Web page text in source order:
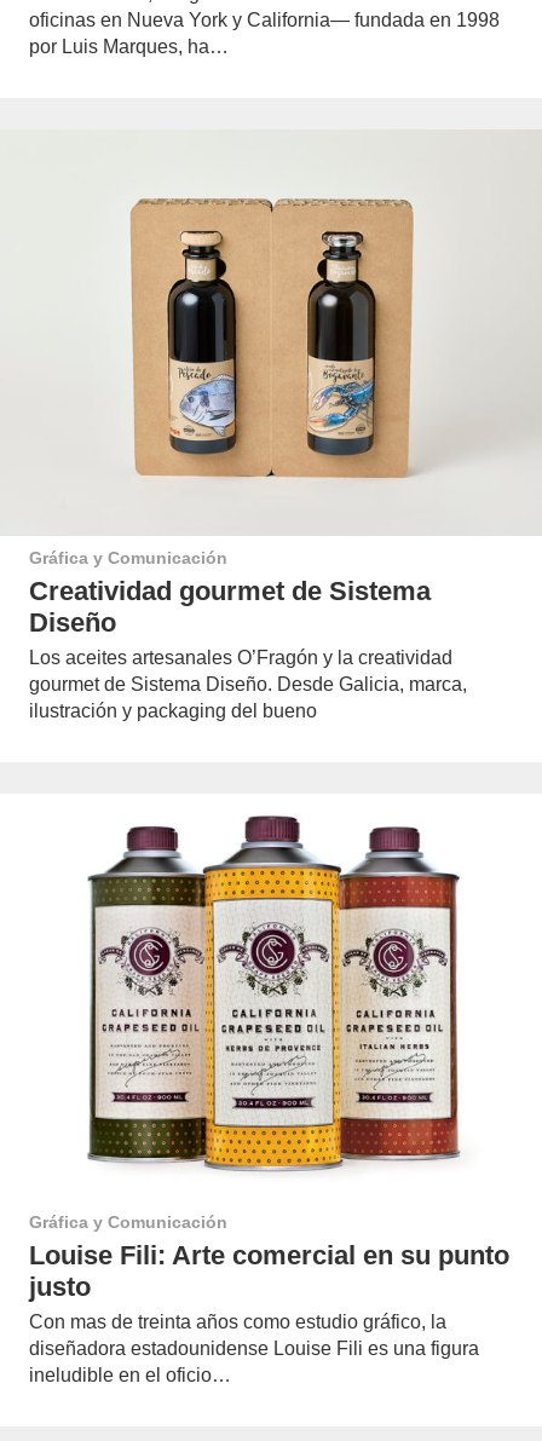
oficinas en Nueva York y California— fundada en 1998
por Luis Marques, ha…
Gráfica y Comunicación
Creatividad gourmet de Sistema
Diseño
Los aceites artesanales O’Fragón y la creatividad
gourmet de Sistema Diseño. Desde Galicia, marca,
ilustración y packaging del bueno
Gráfica y Comunicación
Louise Fili: Arte comercial en su punto
justo
Con mas de treinta años como estudio gráfico, la
diseñadora estadounidense Louise Fili es una figura
ineludible en el oficio…